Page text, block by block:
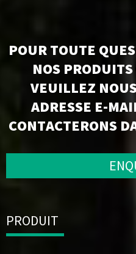
POUR TOUTE
NOS
VEUILLEZ
ADRESSE E-
CONTACTERONS
PRODUIT